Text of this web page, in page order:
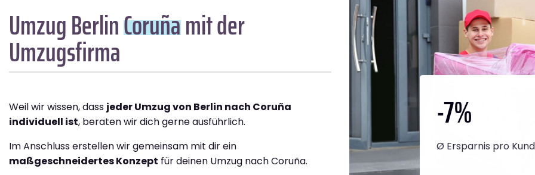
Umzug BerlinCoruñamit der
Umzugsfirma
Weil wir wissen, dass jeder Umzug von Berlin nach Coruña
individuell ist, beraten wir dich gerne ausführlich.
Im Anschluss erstellen wir gemeinsam mit dir ein
maßgeschneidertes Konzept für deinen Umzug nach Coruña.
-7%
Ø Ersparnis pro